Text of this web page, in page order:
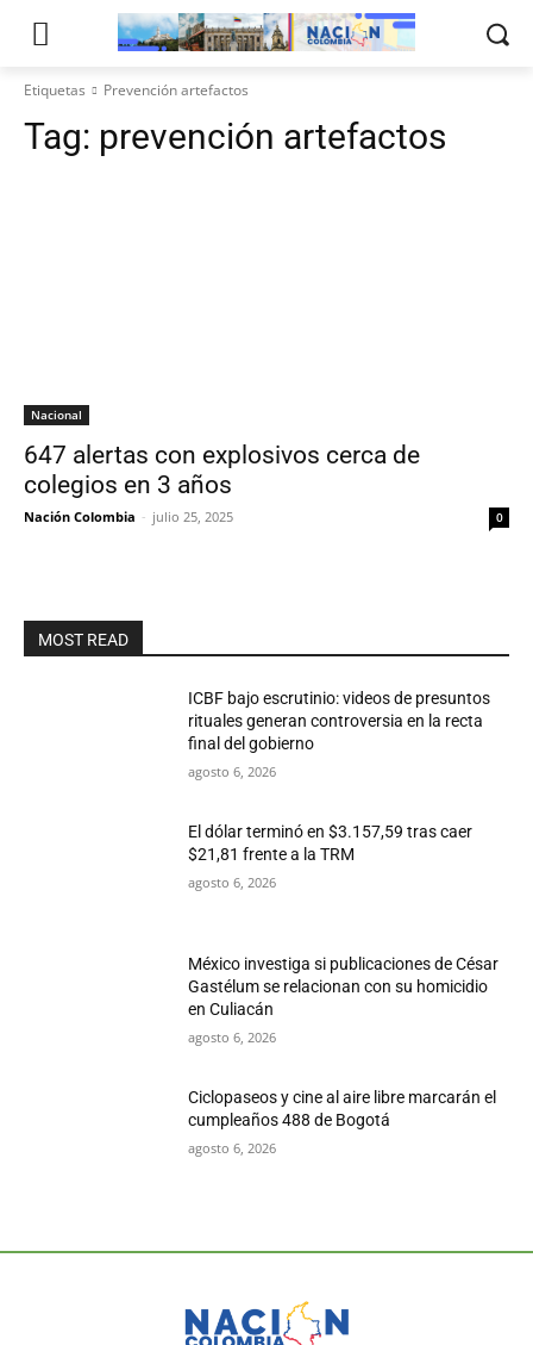
Etiquetas Prevención artefactos
Tag: prevención artefactos
Nacional
647 alertas con explosivos cerca de
colegios en 3 años
Nación Colombia - julio 25, 2025 0
MOST READ
ICBF bajo escrutinio: videos de presuntos
rituales generan controversia en la recta
final del gobierno
agosto 6, 2026
El dólar terminó en $3.157,59 tras caer
$21,81 frente a la TRM
agosto 6, 2026
México investiga si publicaciones de César
Gastélum se relacionan con su homicidio
en Culiacán
agosto 6, 2026
Ciclopaseos y cine al aire libre marcarán el
cumpleaños 488 de Bogotá
agosto 6, 2026